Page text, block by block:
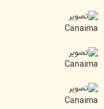
Canaima
Canaima
Canaima